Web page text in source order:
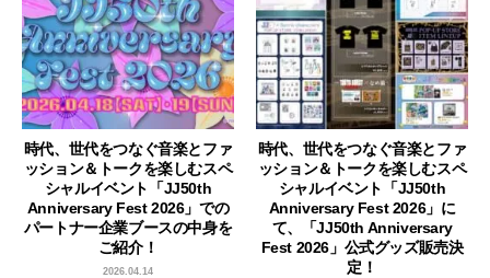
時代、世代をつなぐ音楽とファ
ッション＆トークを楽しむスペ
シャルイベント「JJ50th
Anniversary Fest 2026」での
パートナー企業ブースの中身を
ご紹介！
2026.04.14
時代、世代をつなぐ音楽とファ
ッション＆トークを楽しむスペ
シャルイベント「JJ50th
Anniversary Fest 2026」に
て、「JJ50th Anniversary
Fest 2026」公式グッズ販売決
定！